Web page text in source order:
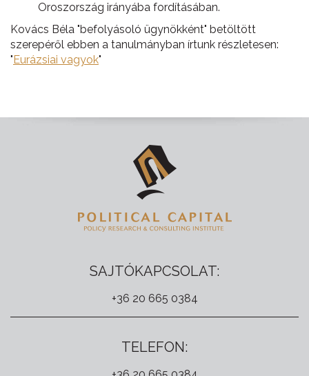
Oroszország irányába fordításában.
Kovács Béla "befolyásoló ügynökként" betöltött
szerepéről ebben a tanulmányban írtunk részletesen:
"Eurázsiai vagyok"
SAJTÓKAPCSOLAT:
+36 20 665 0384
TELEFON: